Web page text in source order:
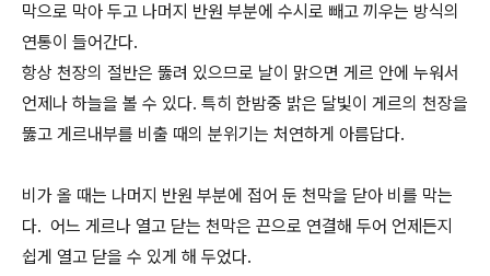
막으로 막아 두고 나머지 반원 부분에 수시로 빼고 끼우는 방식의
연통이 들어간다.
항상 천장의 절반은 뚫려 있으므로 날이 맑으면 게르 안에 누워서
언제나 하늘을 볼 수 있다. 특히 한밤중 밝은 달빛이 게르의 천장을
뚫고 게르내부를 비출 때의 분위기는 처연하게 아름답다.
비가 올 때는 나머지 반원 부분에 접어 둔 천막을 닫아 비를 막는
다. 어느 게르나 열고 닫는 천막은 끈으로 연결해 두어 언제든지
쉽게 열고 닫을 수 있게 해 두었다.